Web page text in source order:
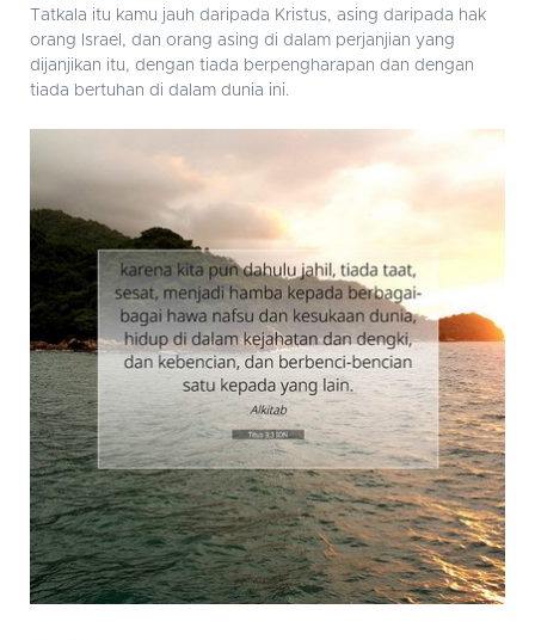
Tatkala itu kamu jauh daripada Kristus, asing daripada hak
orang Israel, dan orang asing di dalam perjanjian yang
dijanjikan itu, dengan tiada berpengharapan dan dengan
tiada bertuhan di dalam dunia ini.